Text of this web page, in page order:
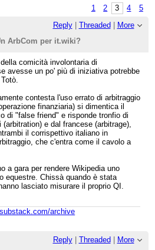
1 2 3 4
5
Reply| Threaded
More
ArbCom per it.wiki?
della comicità involontaria di
avesse un po' più di iniziativa potrebbe
contesta l'uso errato di arbitraggio
finanziaria) si dimentica il
di "false friend" e risponde tronfio di
e dal francese (arbitrage),
il corrispettivo italiano in
che c'entra come il cavolo a
a gara per rendere Wikipedia uno
equestre. Chissà quando è stata
lasciato misurare il proprio QI.
archive
Reply| Threaded
More